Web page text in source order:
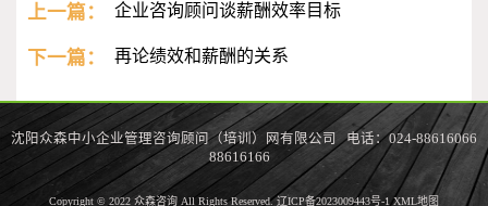
上一篇： 企业咨询顾问谈薪酬效率目标
下一篇： 再论绩效和薪酬的关系
沈阳众森中小企业管理咨询顾问（培训）网有限公司 电话：024-88616066
88616166
Copyright © 2022 众森咨询 All Rights Reserved.辽ICP备2023009443号-1XML地图